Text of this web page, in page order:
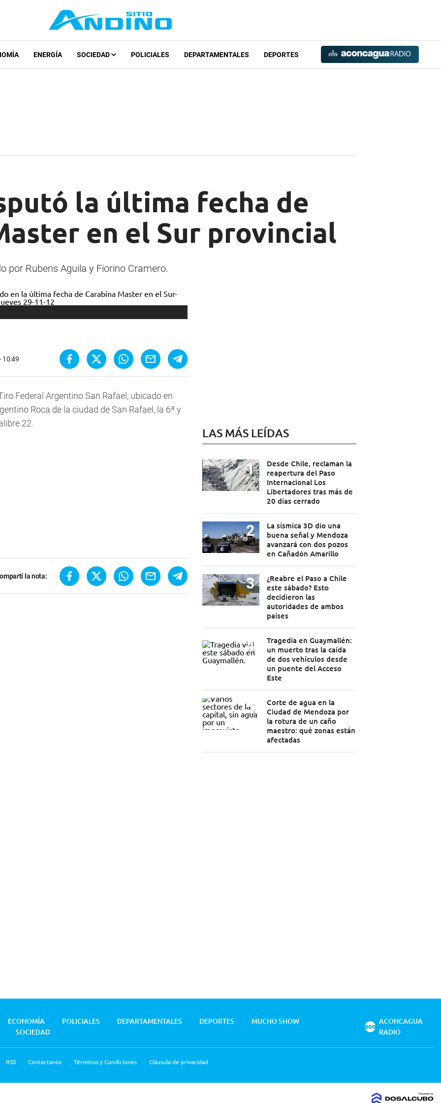
ENERGÍA SOCIEDAD POLICIALES DEPARTAMENTALES DEPORTES
la última fecha de
en el Sur provincial
por Rubens Aguila y Fiorino Cramero.
10:49
Federal Argentino San Rafael, ubicado en
Roca de la ciudad de San Rafael, la 6ª y
22.
la nota:
LAS MÁS LEÍDAS
Desde Chile, reclaman la
reapertura del Paso
Internacional Los
Libertadores tras más de
20 días cerrado
La sísmica 3D dio una
buena señal y Mendoza
avanzará con dos pozos
en Cañadón Amarillo
¿Reabre el Paso a Chile
este sábado? Esto
decidieron las
autoridades de ambos
países
Tragedia en Guaymallén:
un muerto tras la caída
de dos vehículos desde
un puente del Acceso
Este
Corte de agua en la
Ciudad de Mendoza por
la rotura de un caño
maestro: qué zonas están
afectadas
ECONOMÍA POLICIALES DEPARTAMENTALES DEPORTES
MUCHO SHOW
SOCIEDAD
RSS Contactanos Términos y Condiciones Cláusula de privacidad
ACONCAGUA
RADIO